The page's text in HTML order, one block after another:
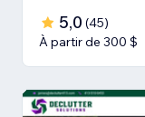
5,0 (45)
À partir de 300 $